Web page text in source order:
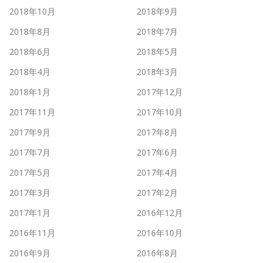
2018年10月
2018年9月
2018年8月
2018年7月
2018年6月
2018年5月
2018年4月
2018年3月
2018年1月
2017年12月
2017年11月
2017年10月
2017年9月
2017年8月
2017年7月
2017年6月
2017年5月
2017年4月
2017年3月
2017年2月
2017年1月
2016年12月
2016年11月
2016年10月
2016年9月
2016年8月